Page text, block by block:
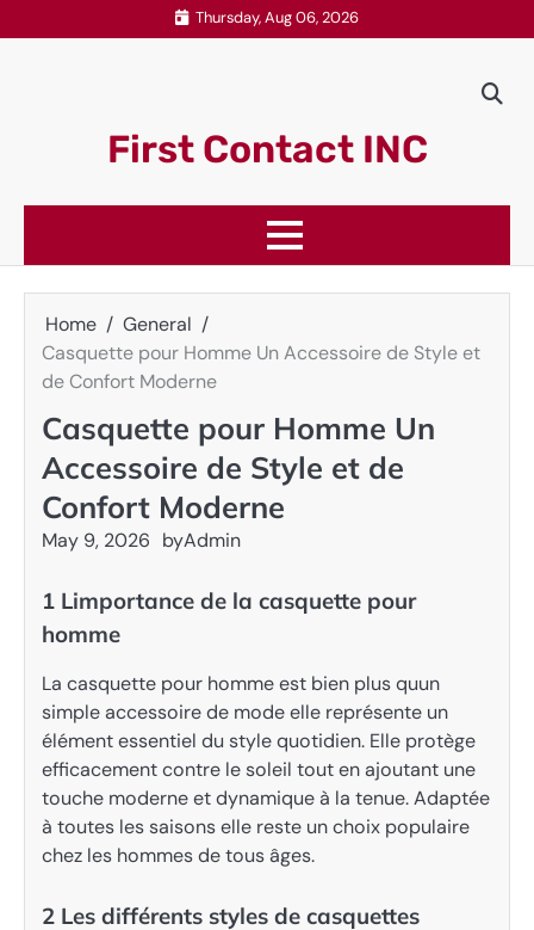
to
Thursday, Aug 06, 2026
First Contact INC
Home
General
Casquette pour Homme Un Accessoire de Style et
de Confort Moderne
Casquette pour Homme Un
Accessoire de Style et de
Confort Moderne
May 9, 2026 byAdmin
1 Limportance de la casquette pour
homme
La casquette pour homme est bien plus quun
simple accessoire de mode elle représente un
élément essentiel du style quotidien. Elle protège
efficacement contre le soleil tout en ajoutant une
touche moderne et dynamique à la tenue. Adaptée
à toutes les saisons elle reste un choix populaire
chez les hommes de tous âges.
2 Les différents styles de casquettes